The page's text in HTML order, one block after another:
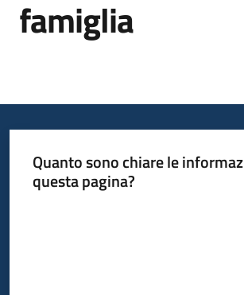
Informazioni
Newsletter
famiglia
Quanto sono chiare le
questa pagina?